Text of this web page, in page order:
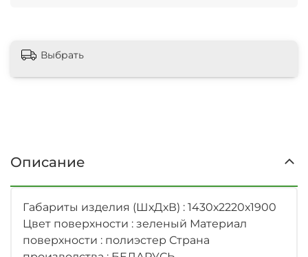
Выбрать
Описание
Габариты изделия (ШхДхВ) : 1430х2220х1900
Цвет поверхности : зеленый Материал
поверхности : полиэстер Страна